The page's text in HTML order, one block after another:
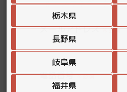
メールアドレス※必須
電話番号※必須
栃木県
長野県
岐阜県
福井県